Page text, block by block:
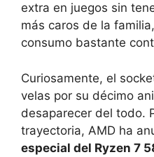
extra en juegos sin
más caros de la
consumo bastante
Curiosamente, el
velas por su décimo
desaparecer del todo.
trayectoria, AMD ha
especial del Ryzen 7